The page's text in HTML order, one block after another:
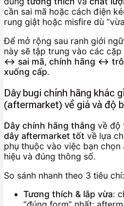
cần sai mã hoặc cách điện
rung giật hoặc misfire dù
Để mở rộng sau ranh giới
này sẽ tập trung vào các cặp
↔ sai mã, chính hãng ↔
xuống cấp.
Dây bugi chính hãng khác
(aftermarket) về giá và độ
Dây chính hãng thắng về độ
dây aftermarket tốt về lựa
phụ thuộc vào việc bạn
hiệu và đúng thông số.
So sánh nhanh theo 3 tiêu chí:
Tương thích & lắp vừa: